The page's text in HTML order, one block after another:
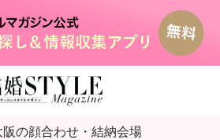
阪の顔合わせ・結納会場